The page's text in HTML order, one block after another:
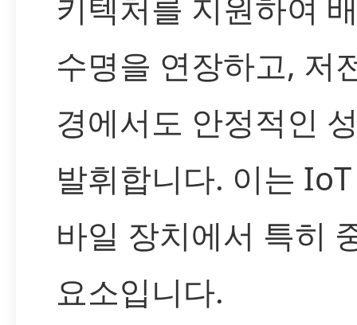
수명을 연장하고, 저
경에서도 안정적인
발휘합니다. 이는
바일 장치에서 특히
요소입니다.